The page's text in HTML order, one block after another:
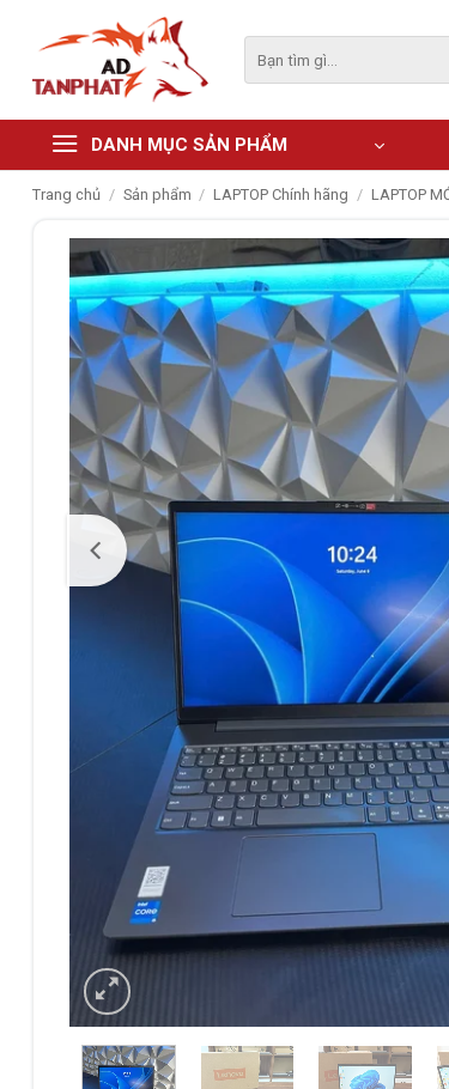
content
kiếm:
DANH MỤC SẢN PHẨM
Trang chủ / Sản phẩm / LAPTOP Chính hãng / LAPTOP